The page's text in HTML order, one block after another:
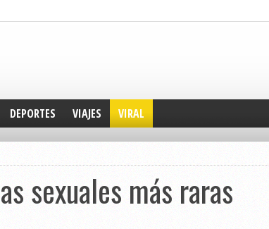
DEPORTES VIAJES VIRAL
sexuales más raras